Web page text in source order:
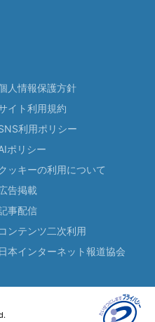
人情報保護方針
イト利用規約
利用ポリシー
ポリシー
ッキーの利用について
告掲載
事配信
コンテンツ二次利用
日本インターネット報道協会